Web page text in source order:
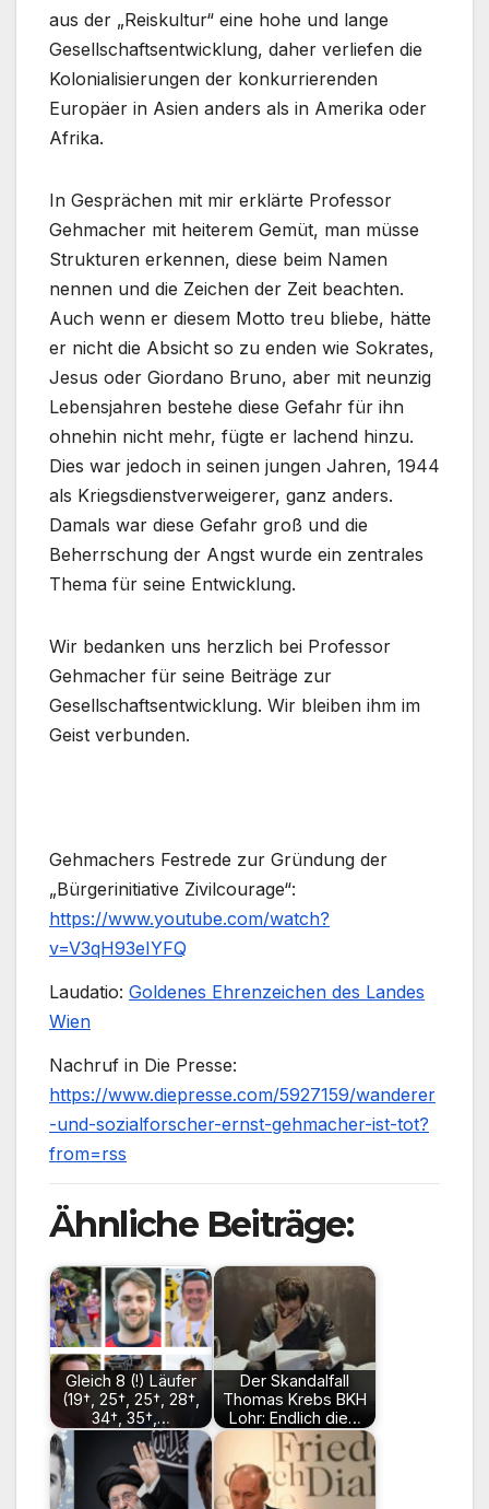
aus der „Reiskultur“ eine hohe und lange
Gesellschaftsentwicklung, daher verliefen die
Koloniali­sierungen der konkurrierenden
Europäer in Asien anders als in Amerika oder
Afrika.
In Gesprächen mit mir erklärte Professor
Gehmacher mit heiterem Gemüt, man müsse
Strukturen erkennen, diese beim Namen
nennen und die Zeichen der Zeit beachten.
Auch wenn er diesem Motto treu bliebe, hätte
er nicht die Absicht so zu enden wie Sokrates,
Jesus oder Giordano Bruno, aber mit neunzig
Lebensjahren bestehe diese Gefahr für ihn
ohnehin nicht mehr, fügte er lachend hinzu.
Dies war jedoch in seinen jungen Jahren, 1944
als Kriegsdienst­verweigerer, ganz anders.
Damals war diese Gefahr groß und die
Beherrschung der Angst wurde ein zentrales
Thema für seine Entwicklung.
Wir bedanken uns herzlich bei Professor
Gehmacher für seine Beiträge zur
Gesellschaftsentwicklung. Wir bleiben ihm im
Geist verbunden.
Gehmachers Festrede zur Gründung der
„Bürgerinitiative Zivilcourage“:
https://www.youtube.com/watch?
v=V3qH93eIYFQ
Laudatio: Goldenes Ehrenzeichen des Landes
Wien
Nachruf in Die Presse:
https://www.diepresse.com/5927159/wanderer
-und-sozialforscher-ernst-gehmacher-ist-tot?
from=rss
Ähnliche Beiträge:
Gleich 8 (!) Läufer
(19†, 25†, 25†, 28†,
34†, 35†,…
Der Skandalfall
Thomas Krebs BKH
Lohr: Endlich die…